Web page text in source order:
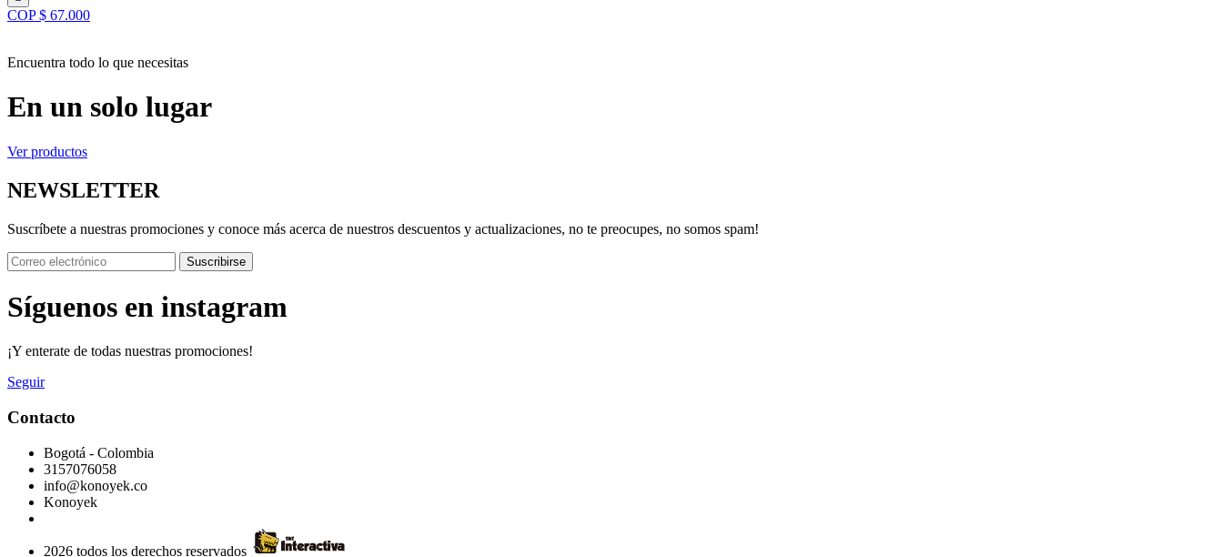
COP $ 67.000
Encuentra todo lo que necesitas
En un solo lugar
Ver productos
NEWSLETTER
Suscríbete a nuestras promociones y conoce más acerca de nuestros descuentos y actualizaciones, no te preocupes, no somos spam!
Suscribirse
Síguenos en instagram
¡Y enterate de todas nuestras promociones!
Seguir
Contacto
Bogotá - Colombia
3157076058
info@konoyek.co
Konoyek
2026 todos los derechos reservados